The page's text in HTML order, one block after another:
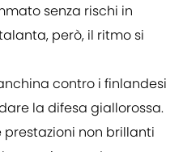
senza rischi in
però, il ritmo si
contro i finlandesi
la difesa giallorossa.
non brillanti